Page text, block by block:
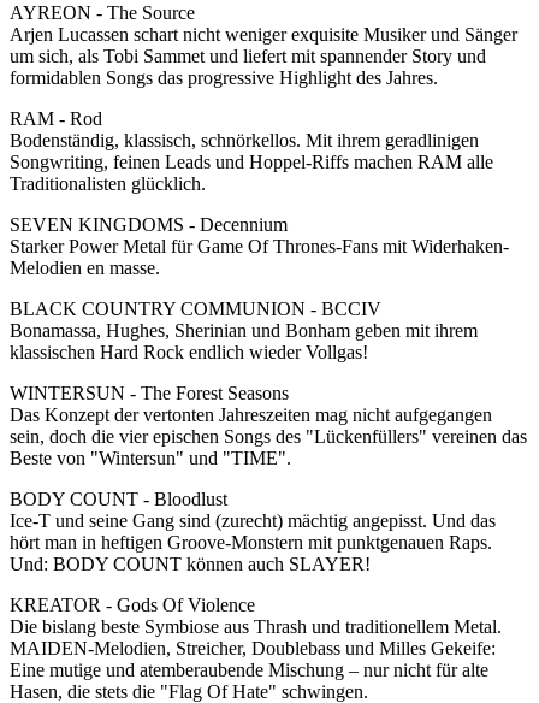
AYREON - The Source
Arjen Lucassen schart nicht weniger exquisite Musiker und Sänger
um sich, als Tobi Sammet und liefert mit spannender Story und
formidablen Songs das progressive Highlight des Jahres.
RAM - Rod
Bodenständig, klassisch, schnörkellos. Mit ihrem geradlinigen
Songwriting, feinen Leads und Hoppel-Riffs machen RAM alle
Traditionalisten glücklich.
SEVEN KINGDOMS - Decennium
Starker Power Metal für Game Of Thrones-Fans mit Widerhaken-
Melodien en masse.
BLACK COUNTRY COMMUNION - BCCIV
Bonamassa, Hughes, Sherinian und Bonham geben mit ihrem
klassischen Hard Rock endlich wieder Vollgas!
WINTERSUN - The Forest Seasons
Das Konzept der vertonten Jahreszeiten mag nicht aufgegangen
sein, doch die vier epischen Songs des "Lückenfüllers" vereinen das
Beste von "Wintersun" und "TIME".
BODY COUNT - Bloodlust
Ice-T und seine Gang sind (zurecht) mächtig angepisst. Und das
hört man in heftigen Groove-Monstern mit punktgenauen Raps.
Und: BODY COUNT können auch SLAYER!
KREATOR - Gods Of Violence
Die bislang beste Symbiose aus Thrash und traditionellem Metal.
MAIDEN-Melodien, Streicher, Doublebass und Milles Gekeife:
Eine mutige und atemberaubende Mischung – nur nicht für alte
Hasen, die stets die "Flag Of Hate" schwingen.